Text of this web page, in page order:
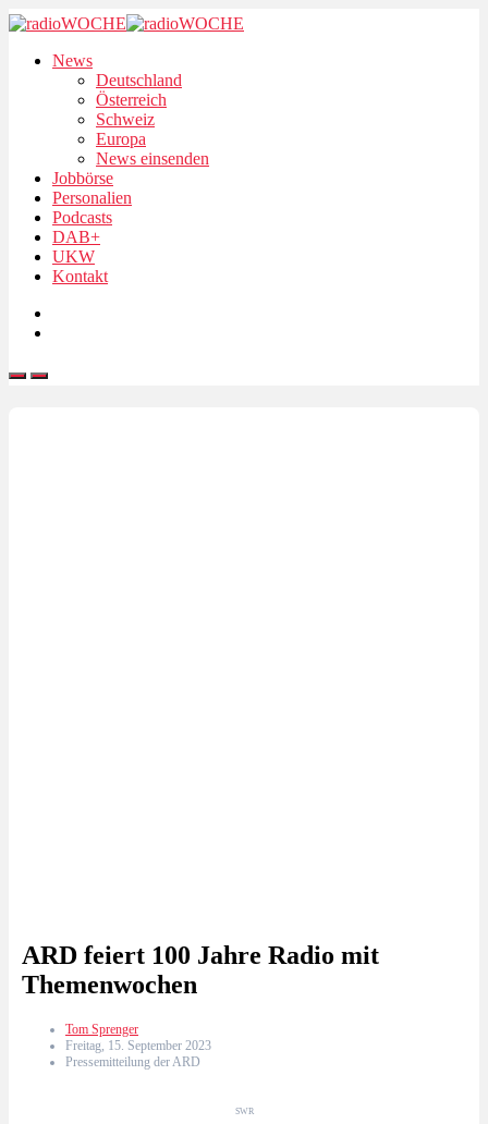
News
Deutschland
Österreich
Schweiz
Europa
News einsenden
Jobbörse
Personalien
Podcasts
DAB+
UKW
Kontakt
ARD feiert 100 Jahre Radio mit
Themenwochen
Tom Sprenger
Freitag, 15. September 2023
Pressemitteilung der ARD
SWR